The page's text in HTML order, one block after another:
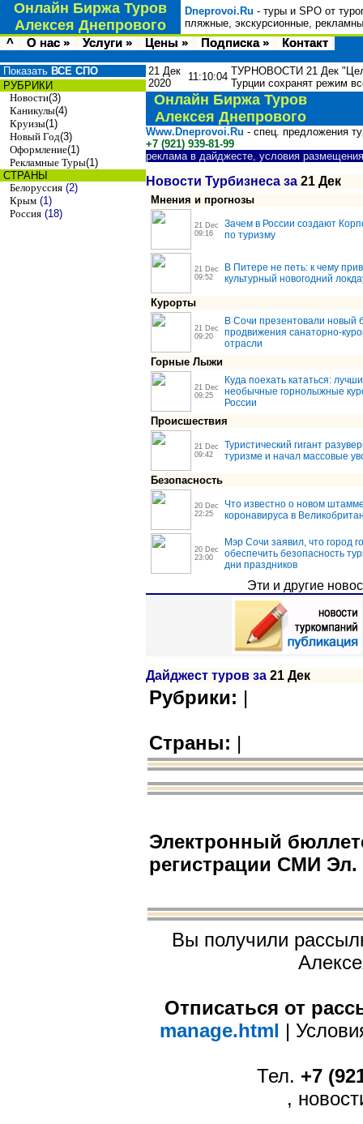
Онлайн Биржа Туров
Алексея Днепрового
Dneprovoi.Ru - туры и SPO от
пляжные, экскурсионные,
^ О нас » Услуги » Цены » Подписка » Контакт
Показать ВСЕ СПО
РУБРИКИ
Новости(3)
Каникулы(4)
Круизы(1)
Новый Год(3)
Оформление(1)
Рекламные Туры(1)
СТРАНЫ
Белоруссия (2)
Крым (1)
Россия (18)
21 Дек
2020
11:10:04 ТУРНОВОСТИ 21 Дек
Турции сохранят режим
Онлайн Биржа Туров
Алексея Днепрового
Www.Dneprovoi.Ru - спец. предложения
+7 (921) 939-81-99
реклама в дайджесте, условия размещения
Новости Турбизнеса за 21 Дек
Мнения и прогнозы
21 Dec
09:16
Зачем в России создают
по туризму
21 Dec
09:52
В Питере не петь: к чему
культурный новогодний
Курорты
21 Dec
09:20
В Сочи презентовали новый
продвижения санаторно-
отрасли
Горные Лыжи
21 Dec
09:25
Куда поехать кататься:
необычные горнолыжные
России
Происшествия
21 Dec
09:42
Туристический гигант
туризме и начал массовые
Безопасность
20 Dec
22:25
Что известно о новом
коронавируса в
20 Dec
23:00
Мэр Сочи заявил, что город
обеспечить безопасность
дни праздников
Эти и другие
Дайджест туров за 21 Дек
Рубрики: |
Страны: |
Электронный
регистрации СМИ Эл.
Вы получили
Отписаться от
manage.html |
Тел. +7
,